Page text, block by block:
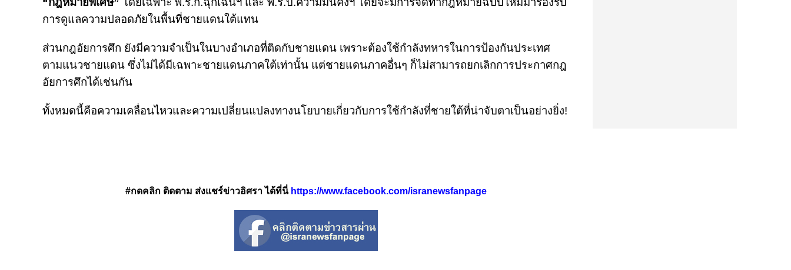
การดูแลความปลอดภัยในพื้นที่ชายแดนใต้แทน
ส่วนกฎอัยการศึก ยังมีความจำเป็นในบางอำเภอที่ติดกับชายแดน เพราะต้องใช้กำลังทหารในการป้องกันประเทศ
ตามแนวชายแดน ซึ่งไม่ได้มีเฉพาะชายแดนภาคใต้เท่านั้น แต่ชายแดนภาคอื่นๆ ก็ไม่สามารถยกเลิกการประกาศกฎ
อัยการศึกได้เช่นกัน
ทั้งหมดนี้คือความเคลื่อนไหวและความเปลี่ยนแปลงทางนโยบายเกี่ยวกับการใช้กำลังที่ชายใต้ที่น่าจับตาเป็นอย่างยิ่ง!
#กดคลิก ติดตาม ส่งแชร์ข่าวอิศรา ได้ที่นี่ https://www.facebook.com/isranewsfanpage